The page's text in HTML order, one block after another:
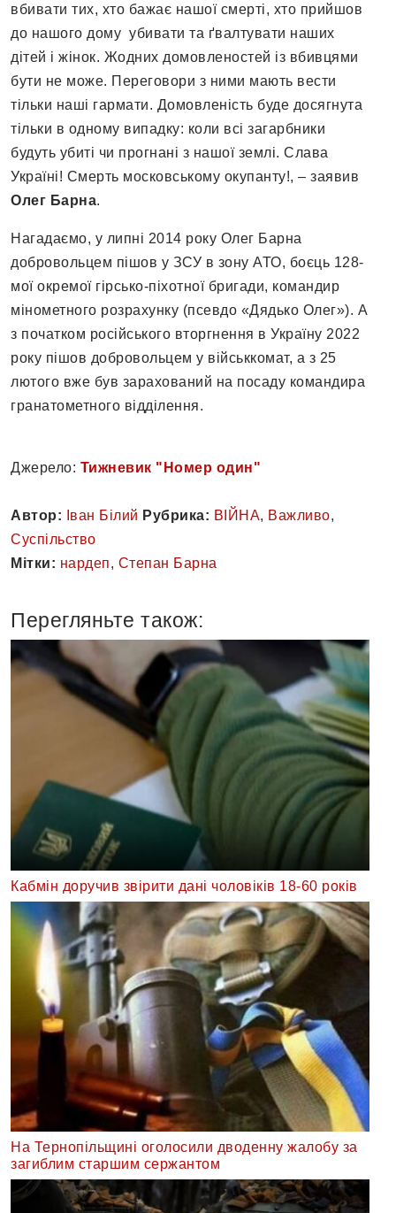
вбивати тих, хто бажає нашої смерті, хто прийшов
до нашого дому убивати та ґвалтувати наших
дітей і жінок. Жодних домовленостей із вбивцями
бути не може. Переговори з ними мають вести
тільки наші гармати. Домовленість буде досягнута
тільки в одному випадку: коли всі загарбники
будуть убиті чи прогнані з нашої землі. Слава
Україні! Смерть московському окупанту!, – заявив
Олег Барна.
Нагадаємо, у липні 2014 року Олег Барна
добровольцем пішов у ЗСУ в зону АТО, боєць 128-
мої окремої гірсько-піхотної бригади, командир
мінометного розрахунку (псевдо «Дядько Олег»). А
з початком російського вторгнення в Україну 2022
року пішов добровольцем у військкомат, а з 25
лютого вже був зарахований на посаду командира
гранатометного відділення.
Джерело: Тижневик "Номер один"
Автор: Іван Білий Рубрика: ВІЙНА, Важливо,
Суспільство
Мітки: нардеп, Степан Барна
Перегляньте також:
Кабмін доручив звірити дані чоловіків 18-60 років
На Тернопільщині оголосили дводенну жалобу за
загиблим старшим сержантом